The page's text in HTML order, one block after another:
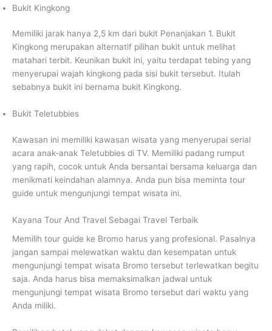
Bukit Kingkong
Memiliki jarak hanya 2,5 km dari bukit Penanjakan 1. Bukit
Kingkong merupakan alternatif pilihan bukit untuk melihat
matahari terbit. Keunikan bukit ini, yaitu terdapat tebing yang
menyerupai wajah kingkong pada sisi bukit tersebut. Itulah
sebabnya bukit ini bernama bukit Kingkong.
Bukit Teletubbies
Kawasan ini memiliki kawasan wisata yang menyerupai serial
acara anak-anak Teletubbies di TV. Memiliki padang rumput
yang rapih, cocok untuk Anda bersantai bersama keluarga dan
menikmati keindahan alamnya. Anda pun bisa meminta tour
guide untuk mengunjungi tempat wisata ini.
Kayana Tour And Travel Sebagai Travel Terbaik
Memilih tour guide ke Bromo harus yang profesional. Pasalnya
jangan sampai melewatkan waktu dan kesempatan untuk
mengunjungi tempat wisata Bromo tersebut terlewatkan begitu
saja. Anda harus bisa memaksimalkan jadwal untuk
mengunjungi tempat wisata Bromo tersebut dari waktu yang
Anda miliki.